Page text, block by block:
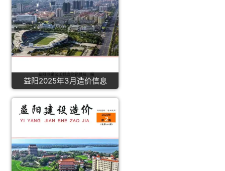
益阳2025年3月造价信息